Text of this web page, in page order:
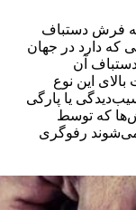
فرش دستباف
که دارد در جهان
آن
این نوع
یا پارگی
که توسط
می‌شوند رفوگری